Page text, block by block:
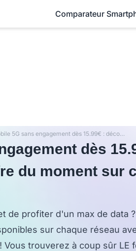
Comparateur
Forfaits mobile 5G sans engagement dès 15.99€ : découvrez la meilleure offre du moment sur chaque réseau
dès
du moment sur
de profiter d'un max de data
sur chaque réseau
trouverez à coup sûr LE